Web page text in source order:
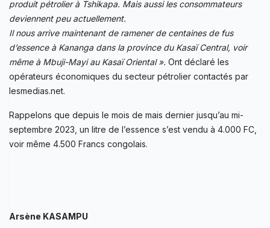
produit pétrolier à Tshikapa. Mais aussi les consommateurs
deviennent peu actuellement.
Il nous arrive maintenant de ramener de centaines de fus
d’essence à Kananga dans la province du Kasaï Central, voir
même à Mbuji-Mayi au Kasaï Oriental ». Ont déclaré les
opérateurs économiques du secteur pétrolier contactés par
lesmedias.net.
Rappelons que depuis le mois de mais dernier jusqu’au mi-
septembre 2023, un litre de l’essence s’est vendu à 4.000 FC,
voir même 4.500 Francs congolais.
Arsène KASAMPU